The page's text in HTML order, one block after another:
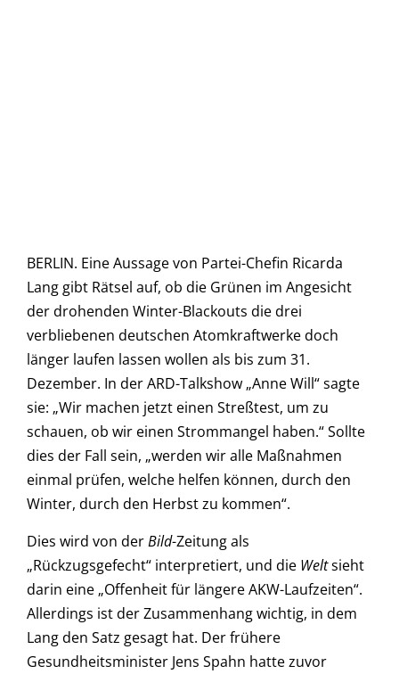
BERLIN. Eine Aussage von Partei-Chefin Ricarda
Lang gibt Rätsel auf, ob die Grünen im Angesicht
der drohenden Winter-Blackouts die drei
verbliebenen deutschen Atomkraftwerke doch
länger laufen lassen wollen als bis zum 31.
Dezember. In der ARD-Talkshow „Anne Will“ sagte
sie: „Wir machen jetzt einen Streßtest, um zu
schauen, ob wir einen Strommangel haben.“ Sollte
dies der Fall sein, „werden wir alle Maßnahmen
einmal prüfen, welche helfen können, durch den
Winter, durch den Herbst zu kommen“.
Dies wird von derBild-Zeitung als
„Rückzugsgefecht“ interpretiert, und die Weltsieht
darin eine „Offenheit für längere AKW-Laufzeiten“.
Allerdings ist der Zusammenhang wichtig, in dem
Lang den Satz gesagt hat. Der frühere
Gesundheitsminister Jens Spahn hatte zuvor